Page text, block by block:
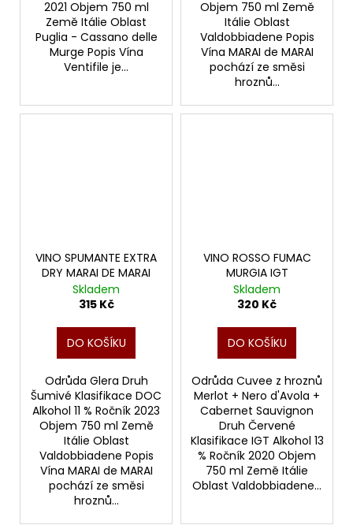
2021 Objem 750 ml
Země Itálie Oblast
Puglia - Cassano delle
Murge Popis Vína
Ventifile je...
Objem 750 ml Země
Itálie Oblast
Valdobbiadene Popis
Vína MARAI de MARAI
pochází ze směsi
hroznů...
VINO SPUMANTE EXTRA
DRY MARAI DE MARAI
Skladem
315 Kč
DO KOŠÍKU
Odrůda Glera Druh
Šumivé Klasifikace DOC
Alkohol 11 % Ročník 2023
Objem 750 ml Země
Itálie Oblast
Valdobbiadene Popis
Vína MARAI de MARAI
pochází ze směsi
hroznů...
VINO ROSSO FUMAC
MURGIA IGT
Skladem
320 Kč
DO KOŠÍKU
Odrůda Cuvee z hroznů
Merlot + Nero d'Avola +
Cabernet Sauvignon
Druh Červené
Klasifikace IGT Alkohol 13
% Ročník 2020 Objem
750 ml Země Itálie
Oblast Valdobbiadene...